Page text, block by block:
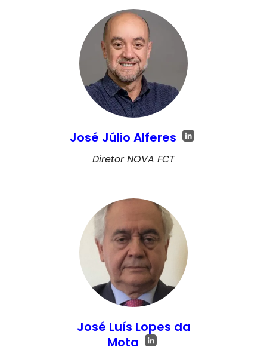
José Júlio Alferes
Diretor NOVA FCT
José Luís Lopes da
Mota